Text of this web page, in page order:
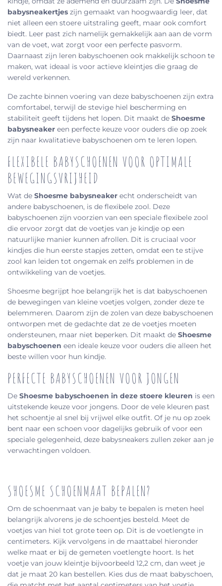
babysneakertjes zijn gemaakt van hoogwaardig leer, dat
niet alleen een stoere uitstraling geeft, maar ook comfort
biedt. Leer past zich namelijk gemakkelijk aan aan de vorm
van de voet, wat zorgt voor een perfecte pasvorm.
Daarnaast zijn leren babyschoenen ook makkelijk schoon te
maken, wat ideaal is voor actieve kleintjes die graag de
wereld verkennen.
De zachte binnen voering van deze babyschoenen zijn extra
comfortabel, terwijl de stevige hiel bescherming en
stabiliteit geeft tijdens het lopen. Dit maakt de Shoesme
babysneaker een perfecte keuze voor ouders die op zoek
zijn naar kwalitatieve babyschoenen om te leren lopen.
FLEXIBELE BABYSCHOENEN VOOR OPTIMALE
BEWEGINGSVRIJHEID
Wat de Shoesme babysneaker echt onderscheidt van
andere babyschoenen, is de flexibele zool. Deze
babyschoenen zijn voorzien van een speciale flexibele zool
die ervoor zorgt dat de voetjes van je kindje op een
natuurlijke manier kunnen afrollen. Dit is cruciaal voor
kindjes die hun eerste stapjes zetten, omdat een te stijve
zool kan leiden tot ongemak en zelfs problemen in de
ontwikkeling van de voetjes.
Shoesme begrijpt hoe belangrijk het is dat babyschoenen
de bewegingen van kleine voetjes volgen, zonder deze te
belemmeren. Daarom zijn de zolen van deze babyschoenen
ontworpen met de gedachte dat ze de voetjes moeten
ondersteunen, maar niet beperken. Dit maakt de Shoesme
babyschoenen een ideale keuze voor ouders die alleen het
beste willen voor hun kindje.
PERFECTE BABYSCHOENEN VOOR JONGEN
De Shoesme babyschoenen in deze stoere kleuren is een
uitstekende keuze voor jongens. Door de vele kleuren past
het schoentje al snel bij vrijwel elke outfit. Of je nu op zoek
bent naar een schoen voor dagelijks gebruik of voor een
speciale gelegenheid, deze babysneakers zullen zeker aan je
verwachtingen voldoen.
SHOESME SCHOENMAAT BEPALEN?
Om de schoenmaat van je baby te bepalen is meten heel
belangrijk alvorens je de schoentjes besteld. Meet de
voetjes van hiel tot grote teen op. Dit is de voetlengte in
centimeters. Kijk vervolgens in de maattabel hieronder
welke maat er bij de gemeten voetlengte hoort. Is het
voetje van jouw kleintje bijvoorbeeld 12,2 cm, dan weet je
dat je maat 20 kan bestellen. Kies dus de maat babyschoen,